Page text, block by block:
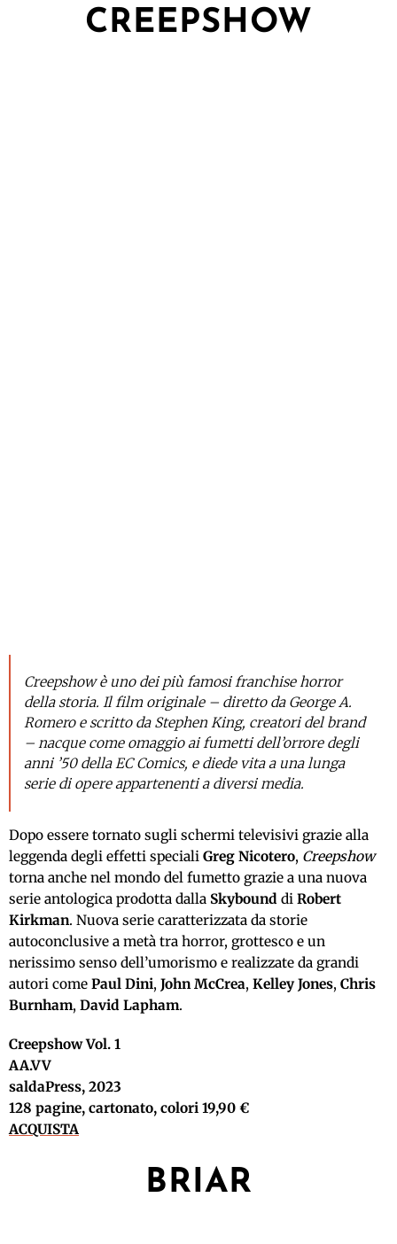
CREEPSHOW
Creepshow è uno dei più famosi franchise horror
della storia. Il film originale – diretto da George A.
Romero e scritto da Stephen King, creatori del brand
– nacque come omaggio ai fumetti dell’orrore degli
anni ’50 della EC Comics, e diede vita a una lunga
serie di opere appartenenti a diversi media.
Dopo essere tornato sugli schermi televisivi grazie alla
leggenda degli effetti speciali Greg Nicotero, Creepshow
torna anche nel mondo del fumetto grazie a una nuova
serie antologica prodotta dalla Skybound di Robert
Kirkman. Nuova serie caratterizzata da storie
autoconclusive a metà tra horror, grottesco e un
nerissimo senso dell’umorismo e realizzate da grandi
autori come Paul Dini, John McCrea, Kelley Jones, Chris
Burnham, David Lapham.
Creepshow Vol. 1
AA.VV
saldaPress, 2023
128 pagine, cartonato, colori 19,90 €
ACQUISTA
BRIAR